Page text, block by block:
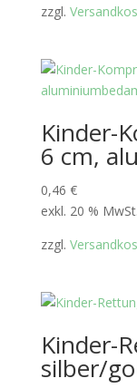
zzgl.
Kinder-
6 cm,
0,46 €
exkl. 20 % MwSt.
zzgl.
Kinder-
silber/